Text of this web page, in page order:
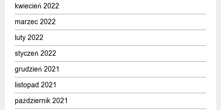
kwiecień 2022
marzec 2022
luty 2022
styczeń 2022
grudzień 2021
listopad 2021
październik 2021